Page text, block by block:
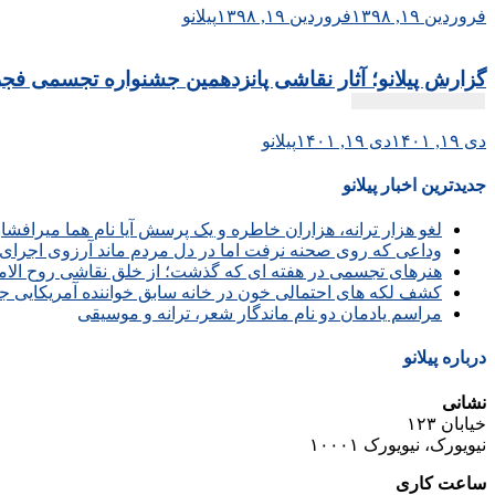
فروردین ۱۹, ۱۳۹۸ فروردین ۱۹, ۱۳۹۸ پیلانو
گزارش پیلانو؛ آثار نقاشی پانزدهمین جشنواره تجسمی
دی ۱۹, ۱۴۰۱ دی ۱۹, ۱۴۰۱ پیلانو
جدیدترین اخبار پیلانو
لغو هزار ترانه، هزاران خاطره و یک پرسش آیا نام هما
وداعی که روی صحنه نرفت اما در دل مردم ماند آرزوی
هنرهای تجسمی در هفته ای که گذشت؛ از خلق نقاشی روح
کشف لکه های احتمالی خون در خانه سابق خواننده آمریکایی
مراسم یادمان دو نام ماندگار شعر، ترانه و موسیقی
درباره پیلانو
نشانی
خیابان ۱۲۳
نیویورک، نیویورک ۱۰۰۰۱
ساعت کاری